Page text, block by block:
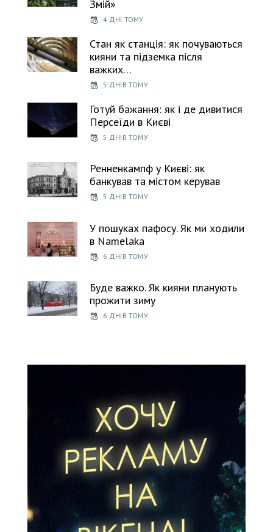
Змій»
4 ДНІ ТОМУ
Стан як станція: як почуваються
кияни та підземка після
важких…
5 ДНІВ ТОМУ
Готуй бажання: як і де дивитися
Персеїди в Києві
5 ДНІВ ТОМУ
Ренненкампф у Києві: як
банкував та містом керував
5 ДНІВ ТОМУ
У пошуках пафосу. Як ми ходили
в Namelaka
6 ДНІВ ТОМУ
Буде важко. Як кияни планують
прожити зиму
6 ДНІВ ТОМУ